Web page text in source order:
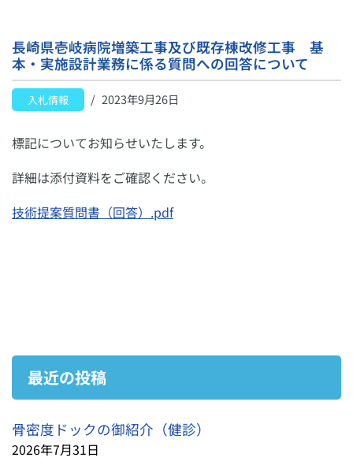
長崎県壱岐病院増築工事及び既存棟改修工事 基
本・実施設計業務に係る質問への回答について
入札情報 2023年9月26日
標記についてお知らせいたします。
詳細は添付資料をご確認ください。
技術提案質問書（回答）.pdf
最近の投稿
骨密度ドックの御紹介（健診）
2026年7月31日